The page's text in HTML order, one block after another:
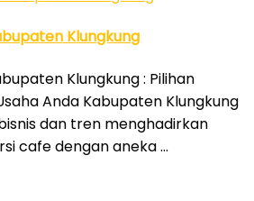
Klungkung
Klungkung : Pilihan
Anda Kabupaten Klungkung
dan tren menghadirkan
cafe dengan aneka …